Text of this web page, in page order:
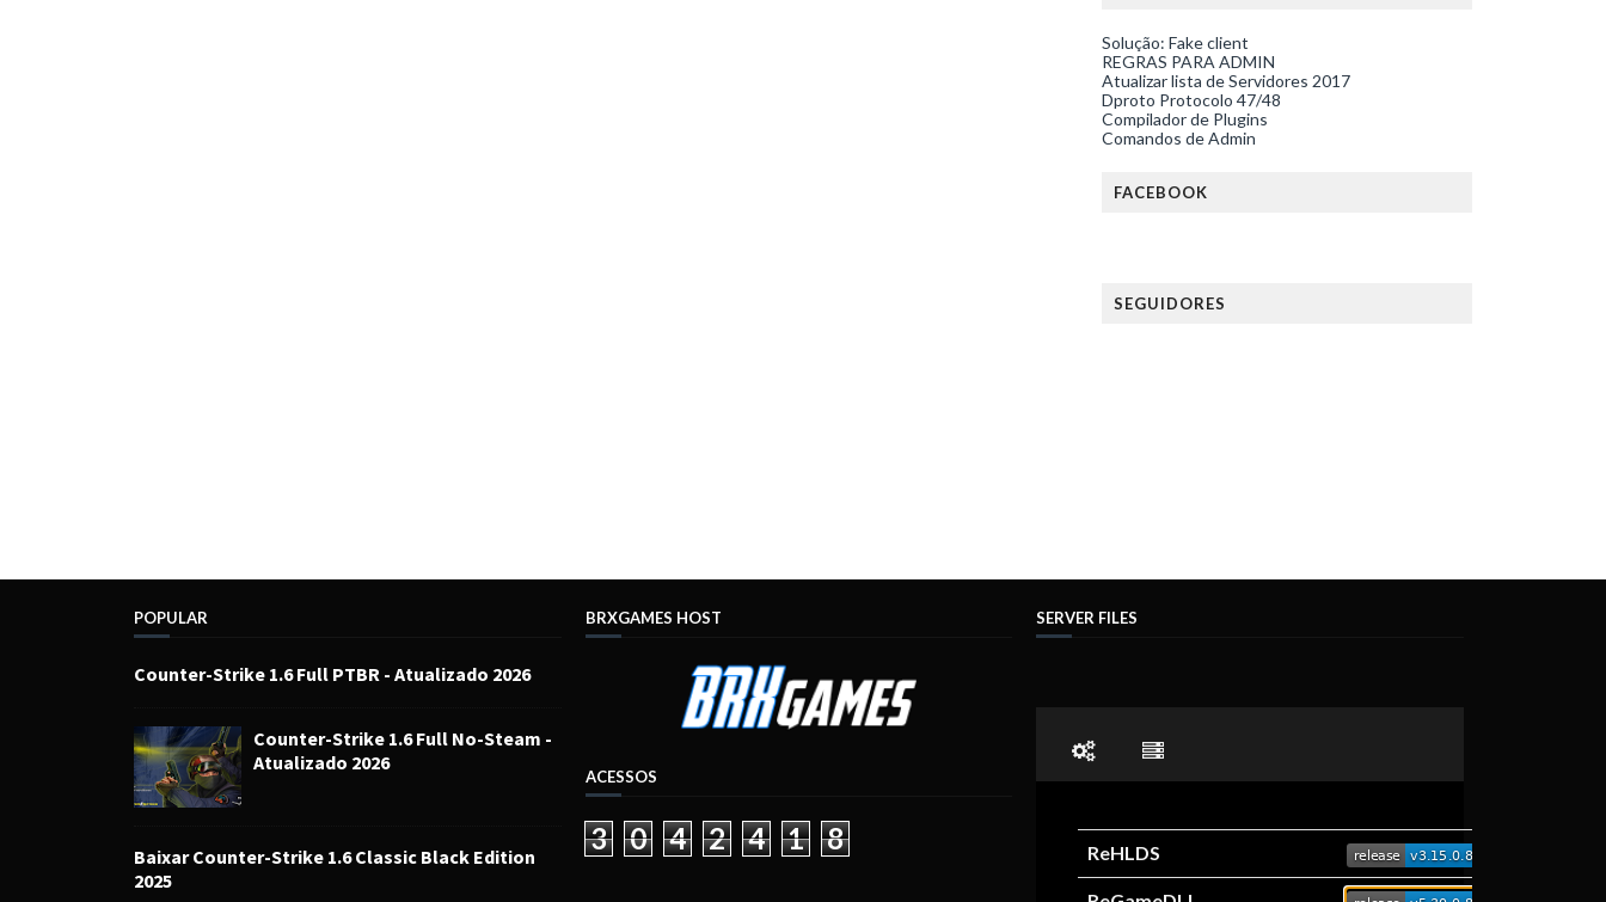
Solução: Fake client
REGRAS PARA ADMIN
Atualizar lista de Servidores 2017
Dproto Protocolo 47/48
Compilador de Plugins
Comandos de Admin
FACEBOOK
SEGUIDORES
POPULAR
Counter-Strike 1.6 Full PTBR - Atualizado 2026
Counter-Strike 1.6 Full No-Steam -
Atualizado 2026
Baixar Counter-Strike 1.6 Classic Black Edition
2025
BRXGAMES HOST
ACESSOS
3 0 4 2 4 1 8
SERVER FILES
ReHLDS